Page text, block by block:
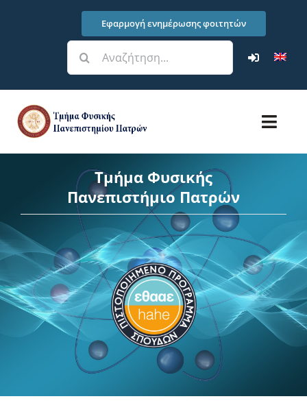
Εφαρμογή ενημέρωσης φοιτητών
Αναζήτηση
για:
Σπουδές
Έρευνα – Υποδομές
Φοιτητικά Θέματα
Ενημέρωση
Τμήμα Φυσικής
Πανεπιστήμιο Πατρών